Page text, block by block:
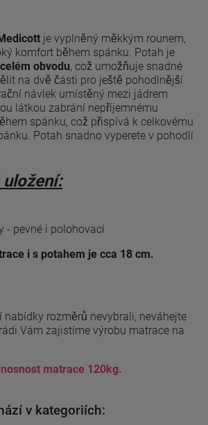
je vyplněný měkkým rounem,
komfort během spánku. Potah je
obvodu, což umožňuje snadné
na dvě části pro ještě pohodlnější
návlek umístěný mezi jádrem
látkou zabrání nepříjemnému
spánku, což přispívá k celkovému
Potah snadno vyperete v pohodlí
- pevné i polohovací
i s potahem je cca 18 cm.
nabídky rozměrů nevybrali, neváhejte
Vám zajistíme výrobu matrace na
matrace 120kg.
v kategoriích: